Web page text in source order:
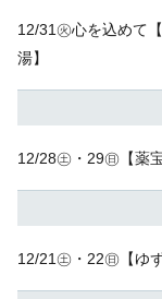
12/31㊋心を込めて
湯】
12/28㊏・29㊐【薬宝
12/21㊏・22㊐【ゆず